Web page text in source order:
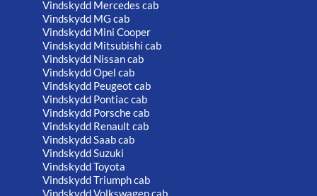
Vindskydd Mercedes cab
Vindskydd MG cab
Vindskydd Mini Cooper
Vindskydd Mitsubishi cab
Vindskydd Nissan cab
Vindskydd Opel cab
Vindskydd Peugeot cab
Vindskydd Pontiac cab
Vindskydd Porsche cab
Vindskydd Renault cab
Vindskydd Saab cab
Vindskydd Suzuki
Vindskydd Toyota
Vindskydd Triumph cab
Vindskydd Volkswagen cab